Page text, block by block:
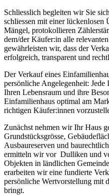
Schliesslich begleiten wir Sie
schliessen mit einer lückenlosen
Mängel, protokollieren
dem/der Käufer:in alle
gewährleisten wir, dass der
erfolgreich, transparent und
Der Verkauf eines
persönliche Angelegenheit:
Ihren Lebensraum und ihre
Einfamilienhaus optimal am
richtigen Käufer:innen
Zunächst nehmen wir Ihr Haus
Grundstücksgrösse,
Ausbaureserven und
ermitteln wir vor Dulliken und
Objekten in ländlichen
erarbeiten wir eine fundierte
persönliche Wertvorstellung mit
bringt.